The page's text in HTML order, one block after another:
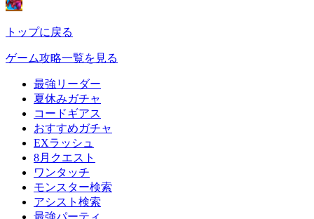
トップに戻る
ゲーム攻略一覧を見る
最強リーダー
夏休みガチャ
コードギアス
おすすめガチャ
EXラッシュ
8月クエスト
ワンタッチ
モンスター検索
アシスト検索
最強パーティ